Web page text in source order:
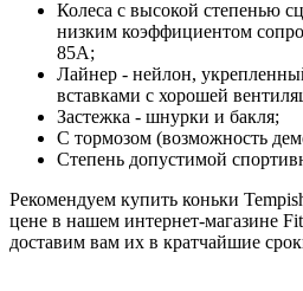
Колеса с высокой степенью
низким коэффициентом
85A;
Лайнер - нейлон,
вставками с хорошей
Застежка - шнурки и бакля;
С тормозом (возможность
Степень допустимой
Рекомендуем купить коньки
цене в нашем интернет-магазине
доставим вам их в кратчайшие